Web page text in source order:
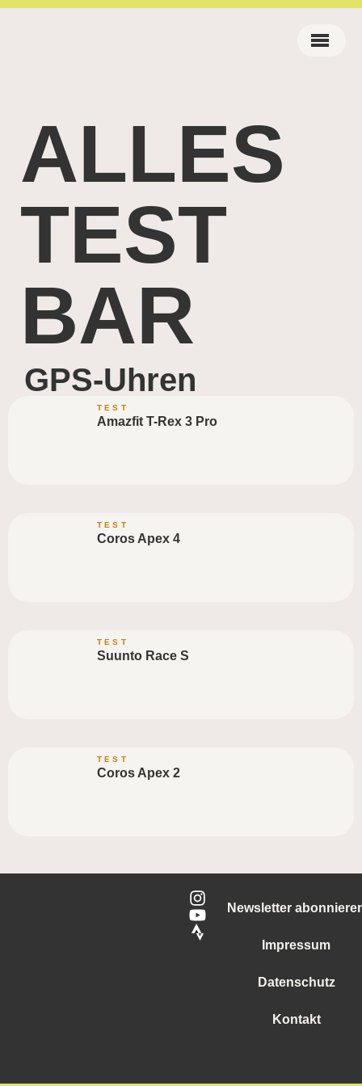
ALLES
TEST
BAR
GPS-Uhren
TEST
Amazfit T-Rex 3 Pro
TEST
Coros Apex 4
TEST
Suunto Race S
TEST
Coros Apex 2
Newsletter
Impressum
Datenschutz
Kontakt